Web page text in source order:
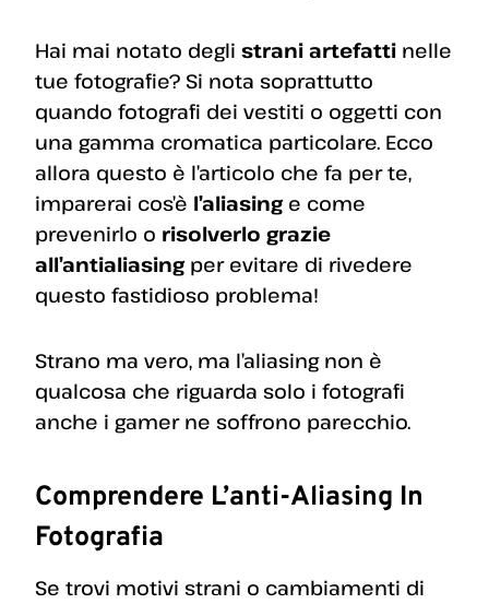
Hai mai notato degli strani artefatti nelle
tue fotografie? Si nota soprattutto
quando fotografi dei vestiti o oggetti con
una gamma cromatica particolare. Ecco
allora questo è l’articolo che fa per te,
imparerai cos’è l’aliasing e come
prevenirlo o risolverlo grazie
all’antialiasing per evitare di rivedere
questo fastidioso problema!
Strano ma vero, ma l’aliasing non è
qualcosa che riguarda solo i fotografi
anche i gamer ne soffrono parecchio.
Comprendere L’anti-Aliasing In
Fotografia
Se trovi motivi strani o cambiamenti di